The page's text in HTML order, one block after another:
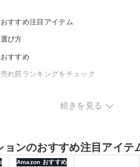
すすめ注目アイテム
び方
すすめ
れ筋ランキングをチェック
続きを見る
ョンのおすすめ注目アイテ
Amazon おすすめ